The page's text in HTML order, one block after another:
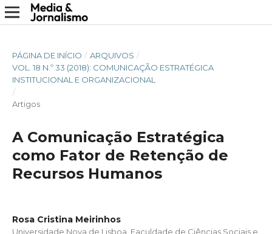
PÁGINA DE INÍCIO / ARQUIVOS /
VOL. 18 N.º 33 (2018): COMUNICAÇÃO ESTRATÉGICA
INSTITUCIONAL E ORGANIZACIONAL
/
Artigos
A Comunicação Estratégica
como Fator de Retenção de
Recursos Humanos
Rosa Cristina Meirinhos
Universidade Nova de Lisboa, Faculdade de Ciências Sociais e